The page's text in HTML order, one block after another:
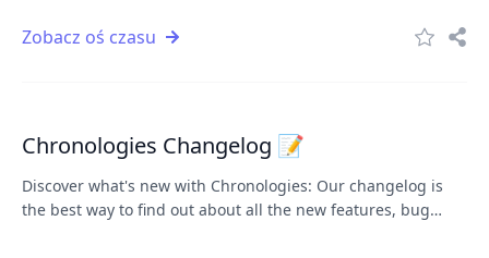
Zobacz oś czasu
Chronologies Changelog 📝
Discover what's new with Chronologies: Our changelog is
the best way to find out about all the new features, bug